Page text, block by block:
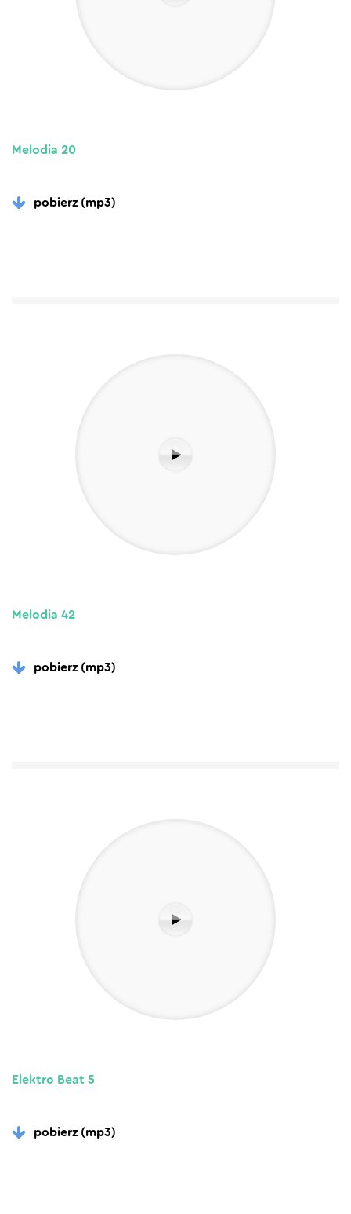
Melodia 20
pobierz (mp3)
Melodia 42
pobierz (mp3)
Elektro Beat 5
pobierz (mp3)